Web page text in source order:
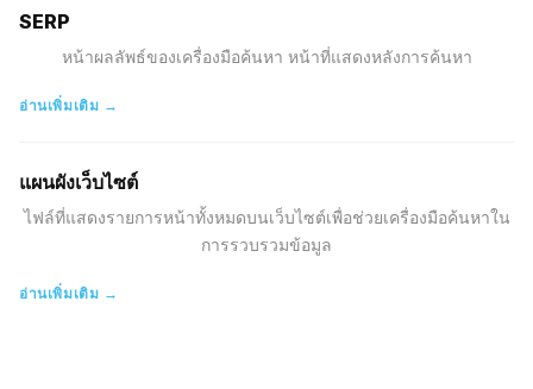
SERP
หน้าผลลัพธ์ของเครื่องมือค้นหา หน้าที่แสดงหลังการค้นหา
อ่านเพิ่มเติม →
แผนผังเว็บไซต์
ไฟล์ที่แสดงรายการหน้าทั้งหมดบนเว็บไซต์เพื่อช่วยเครื่องมือค้นหาใน
การรวบรวมข้อมูล
อ่านเพิ่มเติม →